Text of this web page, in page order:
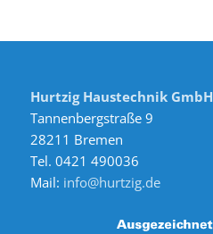
Hurtzig Haustechnik GmbH
Tannenbergstraße 9
28211 Bremen
Tel. 0421 490036
Mail: info@hurtzig.de